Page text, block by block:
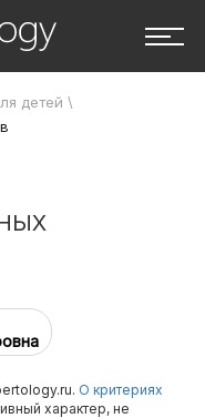
детей \
О критериях
характер, не